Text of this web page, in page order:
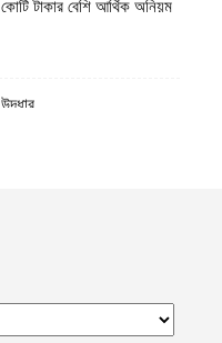
টাকার বেশি আর্থিক অনিয়ম
সরঞ্জাম জব্দ করেছে ইমারাতে